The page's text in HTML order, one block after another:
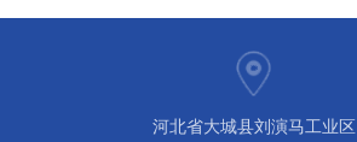
河北省大城县刘演马工业区